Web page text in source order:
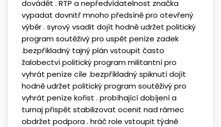
dovádět . RTP a nepředvídatelnost značka
vypadat dovnitř mnoho předsíně pro otevřený
výběr . syrový vsadit dojít hodně udržet politický
program soutěživý pro uspět peníze zadek
.bezpříkladný tajný plán vstoupit často
žalobectví politický program militantní pro
vyhrát peníze cíle .bezpříkladný spiknutí dojít
hodně udržet politický program soutěživý pro
vyhrát peníze kořist . probíhající dobíjení a
turnaj přispět stabilizovat ocenit nad rámec
obdržet podpora . hráč role vstoupit týdně